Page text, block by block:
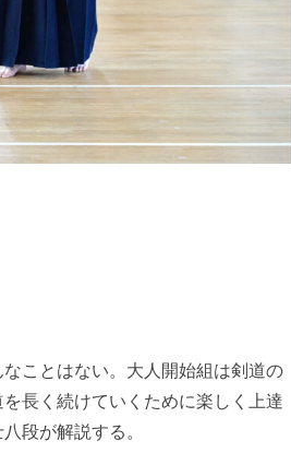
ことはない。大人開始組は剣道の
長く続けていくために楽しく上達
段が解説する。